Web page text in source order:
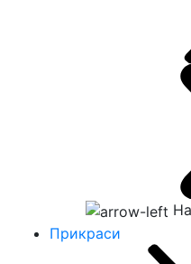
Прикраси